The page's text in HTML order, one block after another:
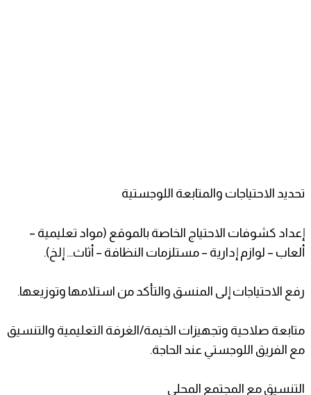
تحديد الاحتياجات والمتابعة اللوجستية
إعداد كشوفات الاحتياج الخاصة بالموقع (مواد تعليمية –
ألعاب – لوازم إدارية – مستلزمات النظافة – أثاث… إلخ).
رفع الاحتياجات إلى المنسق والتأكد من استلامها وتوزيعها.
متابعة صلاحية وتجهيزات الخيمة/الغرفة التعليمية والتنسيق
مع الفريق اللوجستي عند الحاجة.
التنسيق مع المجتمع المحلي